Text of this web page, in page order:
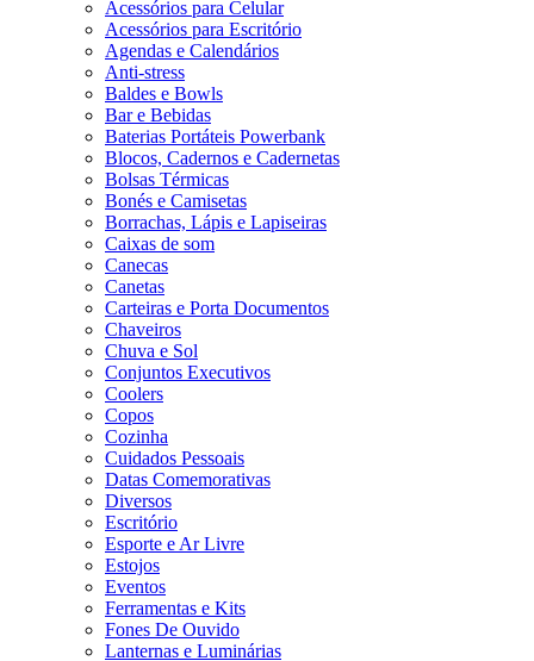
Acessórios para Celular
Acessórios para Escritório
Agendas e Calendários
Anti-stress
Baldes e Bowls
Bar e Bebidas
Baterias Portáteis Powerbank
Blocos, Cadernos e Cadernetas
Bolsas Térmicas
Bonés e Camisetas
Borrachas, Lápis e Lapiseiras
Caixas de som
Canecas
Canetas
Carteiras e Porta Documentos
Chaveiros
Chuva e Sol
Conjuntos Executivos
Coolers
Copos
Cozinha
Cuidados Pessoais
Datas Comemorativas
Diversos
Escritório
Esporte e Ar Livre
Estojos
Eventos
Ferramentas e Kits
Fones De Ouvido
Lanternas e Luminárias